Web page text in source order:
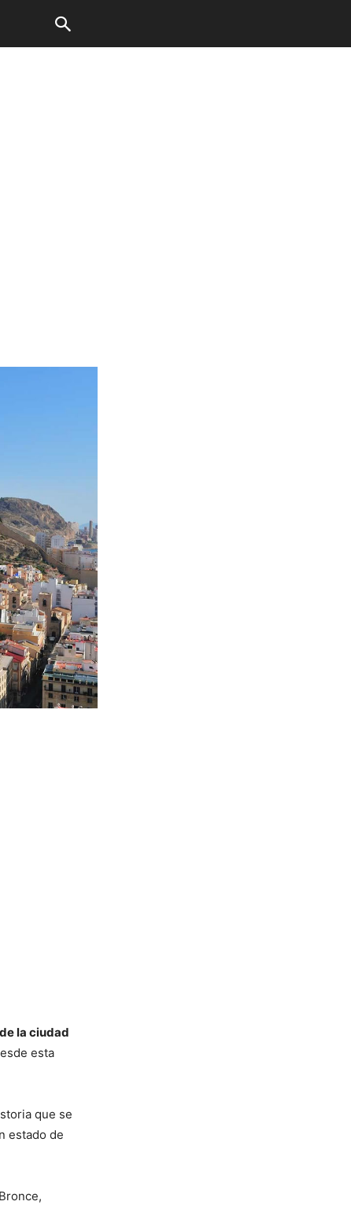
la ciudad
esta
que se
estado de